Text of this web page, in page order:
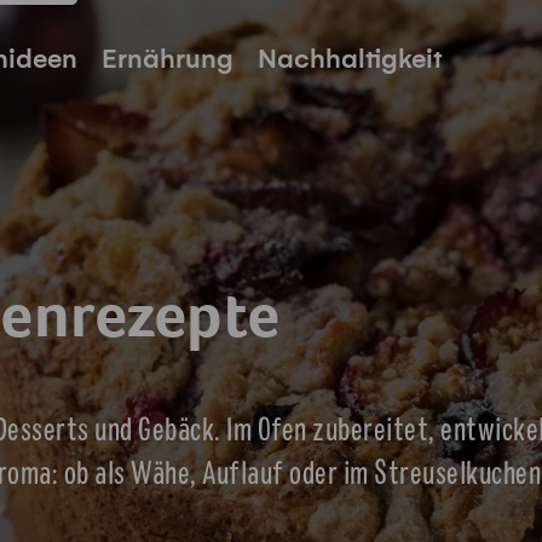
Ernährung Nachhaltigkeit
und Gebäck. Im Ofen zubereitet,
ob als Wähe, Auflauf oder im